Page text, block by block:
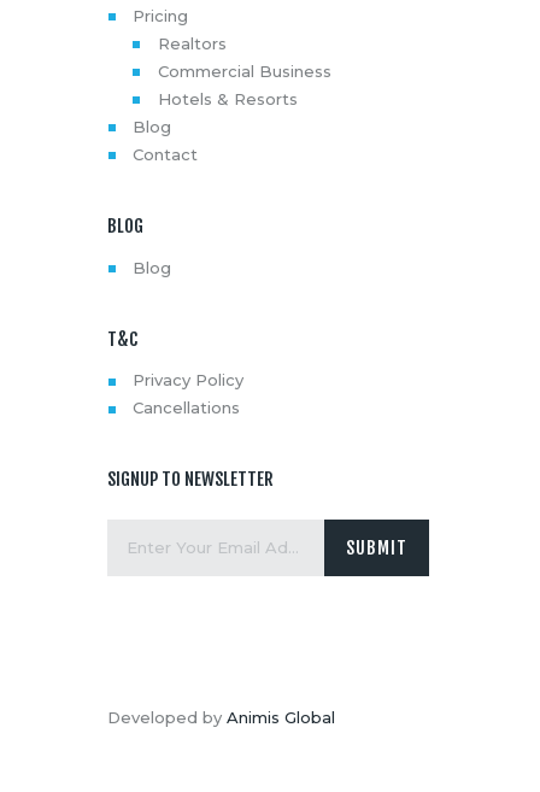
Pricing
Realtors
Commercial Business
Hotels & Resorts
Blog
Contact
BLOG
Blog
T&C
Privacy Policy
Cancellations
SIGNUP TO NEWSLETTER
Developed by Animis Global